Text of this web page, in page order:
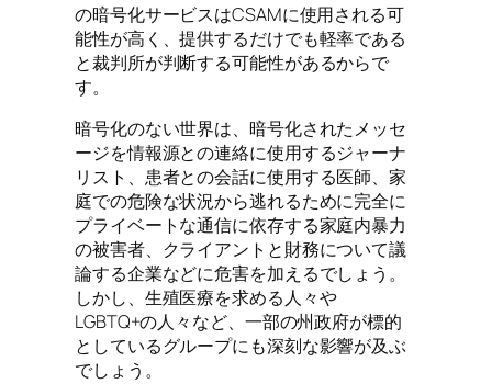
の暗号化サービスはCSAMに使用される可
能性が高く、提供するだけでも軽率である
と裁判所が判断する可能性があるからで
す。
暗号化のない世界は、暗号化されたメッセ
ージを情報源との連絡に使用するジャーナ
リスト、患者との会話に使用する医師、家
庭での危険な状況から逃れるために完全に
プライベートな通信に依存する家庭内暴力
の被害者、クライアントと財務について議
論する企業などに危害を加えるでしょう。
しかし、生殖医療を求める人々や
LGBTQ+の人々など、一部の州政府が標的
としているグループにも深刻な影響が及ぶ
でしょう。